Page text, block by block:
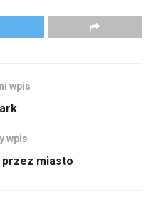
wpis
wpis
przez miasto